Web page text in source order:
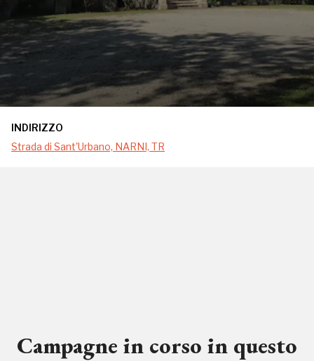
INDIRIZZO
Strada di Sant'Urbano, NARNI, TR
Campagne in corso in questo